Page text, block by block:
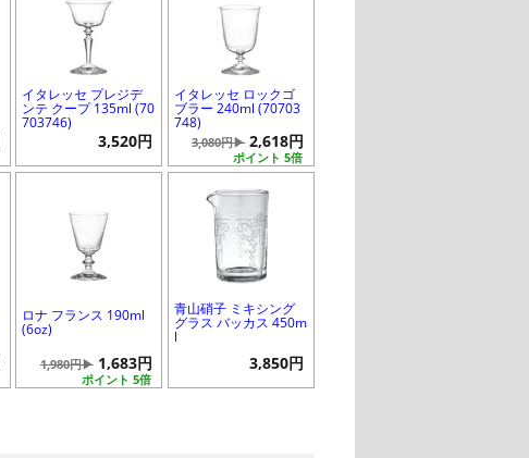
イタレッセ プレジデ
ンテ クープ 135ml (70
703746)
3,520円
イタレッセ ロックゴ
ブラー 240ml (70703
748)
ポイント 5倍
3,080円▶ 2,618円
ロナ フランス 190ml
(6oz)
ポイント 5倍
1,980円▶ 1,683円
青山硝子 ミキシング
グラス バッカス 450m
l
3,850円